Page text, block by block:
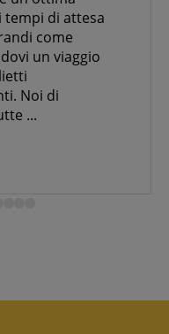
tempi di attesa
come
un viaggio
Noi di
...